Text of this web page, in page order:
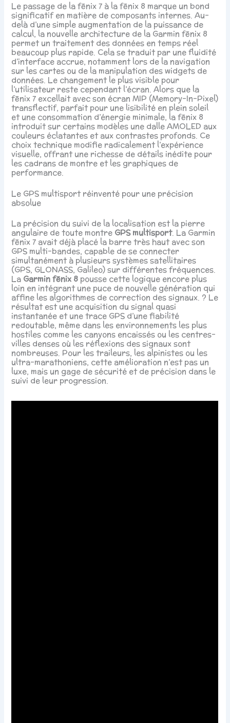
Le passage de la fēnix 7 à la fēnix 8 marque un bond
significatif en matière de composants internes. Au-
delà d’une simple augmentation de la puissance de
calcul, la nouvelle architecture de la Garmin fēnix 8
permet un traitement des données en temps réel
beaucoup plus rapide. Cela se traduit par une fluidité
d’interface accrue, notamment lors de la navigation
sur les cartes ou de la manipulation des widgets de
données. Le changement le plus visible pour
l’utilisateur reste cependant l’écran. Alors que la
fēnix 7 excellait avec son écran MIP (Memory-In-Pixel)
transflectif, parfait pour une lisibilité en plein soleil
et une consommation d’énergie minimale, la fēnix 8
introduit sur certains modèles une dalle AMOLED aux
couleurs éclatantes et aux contrastes profonds. Ce
choix technique modifie radicalement l’expérience
visuelle, offrant une richesse de détails inédite pour
les cadrans de montre et les graphiques de
performance.
Le GPS multisport réinventé pour une précision
absolue
La précision du suivi de la localisation est la pierre
angulaire de toute montre GPS multisport. La Garmin
fēnix 7 avait déjà placé la barre très haut avec son
GPS multi-bandes, capable de se connecter
simultanément à plusieurs systèmes satellitaires
(GPS, GLONASS, Galileo) sur différentes fréquences.
La Garmin fēnix 8 pousse cette logique encore plus
loin en intégrant une puce de nouvelle génération qui
affine les algorithmes de correction des signaux. ?️ Le
résultat est une acquisition du signal quasi
instantanée et une trace GPS d’une fiabilité
redoutable, même dans les environnements les plus
hostiles comme les canyons encaissés ou les centres-
villes denses où les réflexions des signaux sont
nombreuses. Pour les traileurs, les alpinistes ou les
ultra-marathoniens, cette amélioration n’est pas un
luxe, mais un gage de sécurité et de précision dans le
suivi de leur progression.